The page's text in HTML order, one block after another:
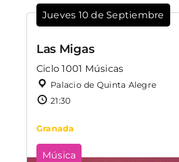
Jueves 10 de Septiembre
Las Migas
Ciclo 1001 Músicas
Palacio de Quinta Alegre
21:30
Granada
Música